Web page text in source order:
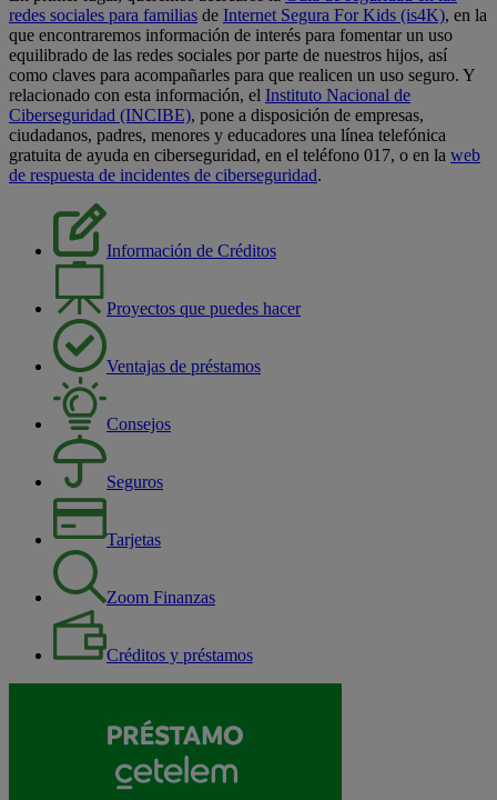
redes sociales para familias de Internet Segura For Kids (is4K), en la
que encontraremos información de interés para fomentar un uso
equilibrado de las redes sociales por parte de nuestros hijos, así
como claves para acompañarles para que realicen un uso seguro. Y
relacionado con esta información, el Instituto Nacional de
Ciberseguridad (INCIBE), pone a disposición de empresas,
ciudadanos, padres, menores y educadores una línea telefónica
gratuita de ayuda en ciberseguridad, en el teléfono 017, o en la web
de respuesta de incidentes de ciberseguridad.
Información de Créditos
Proyectos que puedes hacer
Ventajas de préstamos
Consejos
Seguros
Tarjetas
Zoom Finanzas
Créditos y préstamos